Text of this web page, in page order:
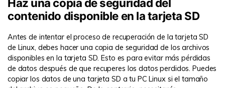
contenido disponible en la tarjeta SD
Antes de intentar el proceso de recuperación de la tarjeta SD
de Linux, debes hacer una copia de seguridad de los archivos
disponibles en la tarjeta SD. Esto es para evitar más pérdidas
de datos después de que recuperes los datos perdidos. Puedes
copiar los datos de una tarjeta SD a tu PC Linux si el tamaño